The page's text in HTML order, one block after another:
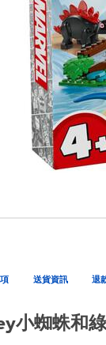
送貨資訊 退
小蜘蛛和